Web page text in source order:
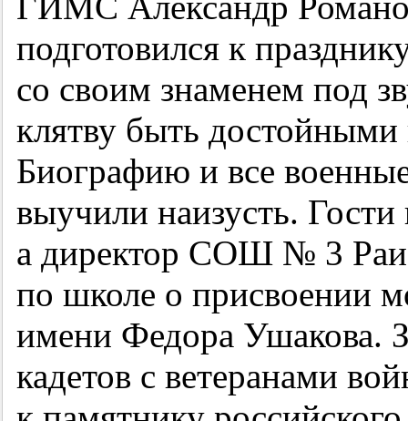
подготовился к
со своим знаменем под
клятву быть достойными
Биографию и все
выучили наизусть.
а директор СОШ № 3
по школе о присвоении
имени Федора Ушакова.
кадетов с ветеранами